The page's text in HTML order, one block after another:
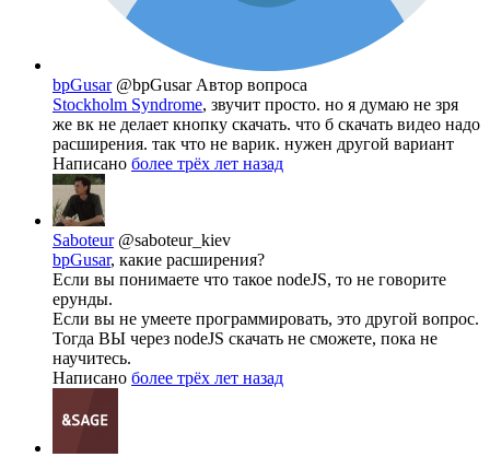
bpGusar @bpGusar Автор вопроса
Stockholm Syndrome, звучит просто. но я думаю не зря
же вк не делает кнопку скачать. что б скачать видео надо
расширения. так что не варик. нужен другой вариант
Написано более трёх лет назад
Saboteur @saboteur_kiev
bpGusar, какие расширения?
Если вы понимаете что такое nodeJS, то не говорите
ерунды.
Если вы не умеете программировать, это другой вопрос.
Тогда ВЫ через nodeJS скачать не сможете, пока не
научитесь.
Написано более трёх лет назад